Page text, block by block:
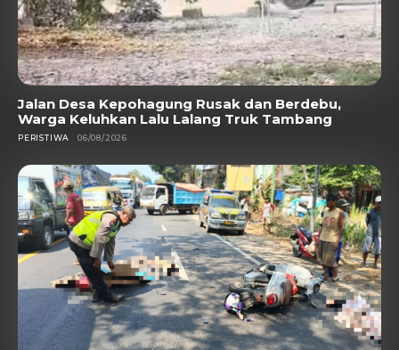
Jalan Desa Kepohagung Rusak dan Berdebu,
Warga Keluhkan Lalu Lalang Truk Tambang
PERISTIWA 06/08/2026